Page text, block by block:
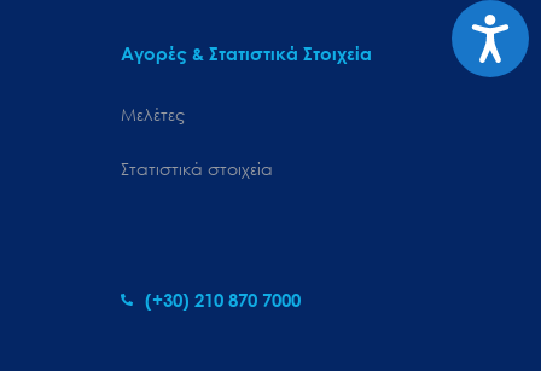
Αγορές & Στατιστικά Στοιχεία
Μελέτες
Στατιστικά στοιχεία
(+30) 210 870 7000